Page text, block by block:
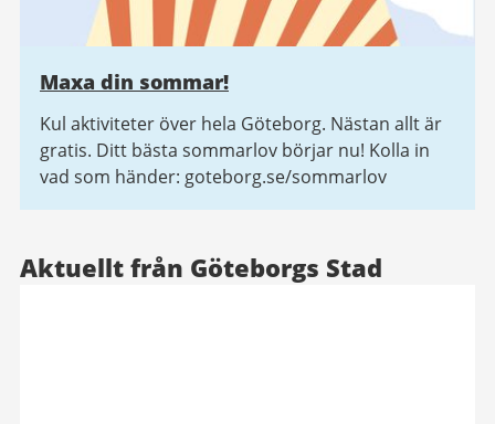
Maxa din sommar!
Kul aktiviteter över hela Göteborg. Nästan allt är
gratis. Ditt bästa sommarlov börjar nu! Kolla in
vad som händer: goteborg.se/sommarlov
Aktuellt från Göteborgs Stad